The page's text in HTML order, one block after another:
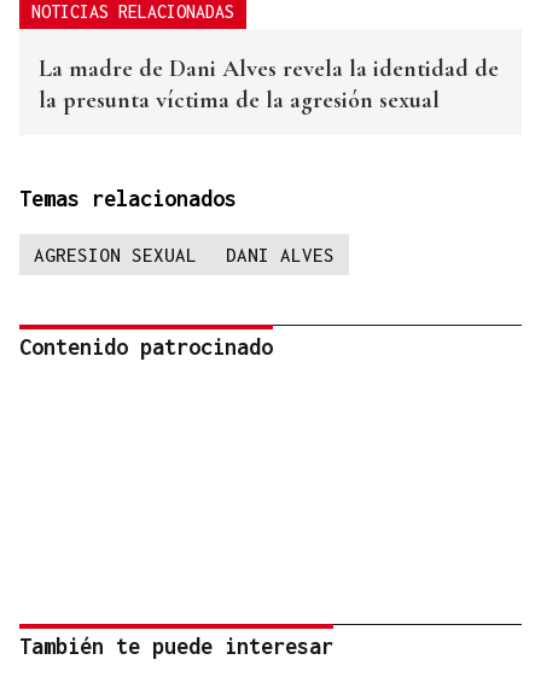
NOTICIAS RELACIONADAS
La madre de Dani Alves revela la identidad de
la presunta víctima de la agresión sexual
Temas relacionados
AGRESION SEXUAL DANI ALVES
Contenido patrocinado
También te puede interesar